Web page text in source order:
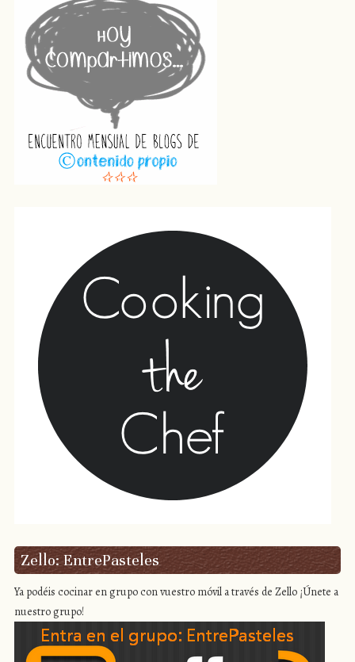
Zello: EntrePasteles
Ya podéis cocinar en grupo con vuestro móvil a través de Zello ¡Únete a
nuestro grupo!